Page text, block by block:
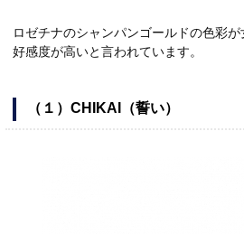
ロゼチナのシャンパンゴールドの色彩
好感度が高いと言われています。
（１）CHIKAI（誓い）